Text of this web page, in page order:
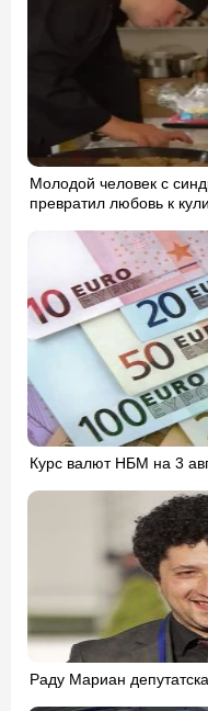
Молодой человек с
превратил любовь к
Курс валют НБМ на 3
Раду Мариан